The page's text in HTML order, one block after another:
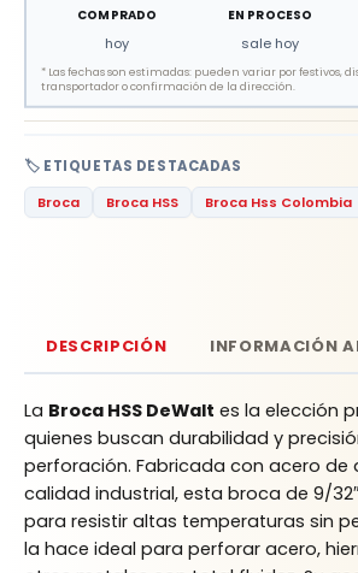
🏷️ ETIQUETAS DESTACADAS
Broca
Broca HSS Broca Hss Colombia
COMPRADO
hoy
EN PROCESO
sale hoy
* Las fechas son estimadas: pueden variar por festivos,
transportador o confirmación de la dirección.
DESCRIPCIÓN INFORMACIÓN
La Broca HSS DeWalt es la elección
quienes buscan durabilidad y
perforación. Fabricada con acero de
calidad industrial, esta broca de 9/
para resistir altas temperaturas sin
la hace ideal para perforar acero,